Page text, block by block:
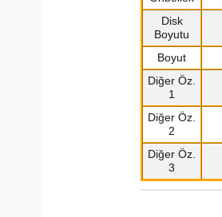
Disk
Boyutu
Boyut
Diğer Öz.
1
Diğer Öz.
2
Diğer Öz.
3